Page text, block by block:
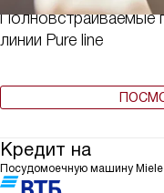
Полновстраиваемые
линии Pure line
Кредит на
Посудомоечную машину Miele